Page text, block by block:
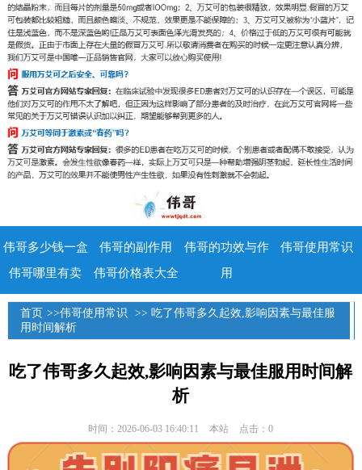
伟哥多少钱一盒 伟哥的副作用
伟哥的功效与作
用
伟哥使用常识
伟哥哪里有卖
伟哥价格表大全
首页 >>伟哥使用常识
>> 吃了伟哥多久起效,影响因素与最佳服
用时间解析
吃了伟哥多久起效,影响因素与最佳服用时间解
析
时间：2026-06-03 16:40:11 本站 点击：0